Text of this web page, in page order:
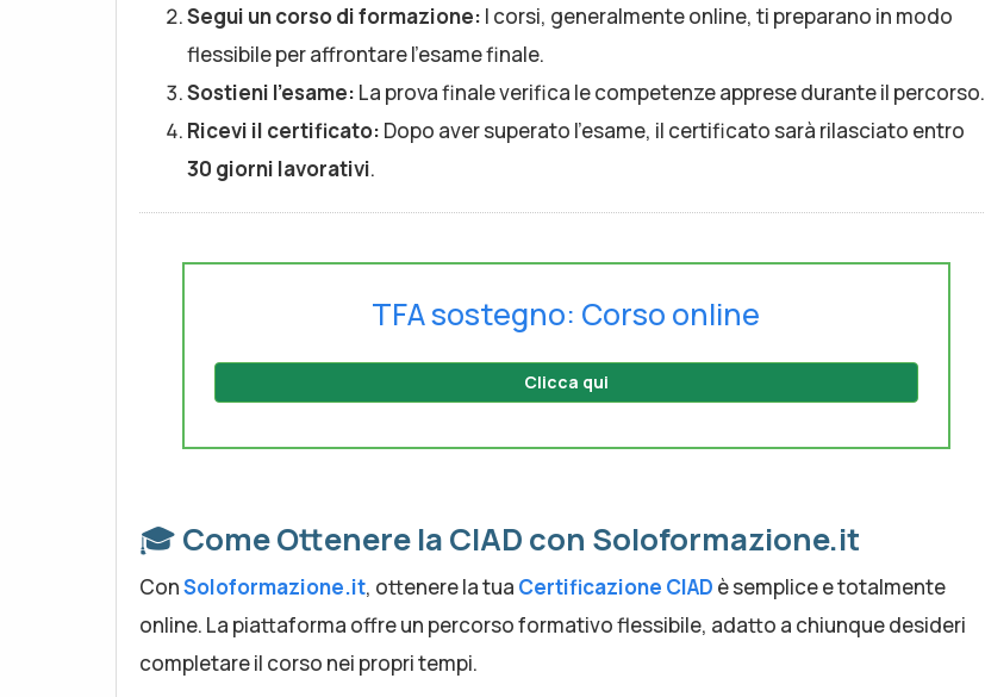
Segui un corso di formazione: I corsi, generalmente online, ti preparano in modo
flessibile per affrontare l’esame finale.
Sostieni l’esame: La prova finale verifica le competenze apprese durante il percorso.
Ricevi il certificato: Dopo aver superato l’esame, il certificato sarà rilasciato entro
30 giorni lavorativi.
TFA sostegno: Corso online
Clicca qui
🎓 Come Ottenere la CIAD con Soloformazione.it
ConSoloformazione.it, ottenere la tua Certificazione CIAD è semplice e totalmente
online. La piattaforma offre un percorso formativo flessibile, adatto a chiunque desideri
completare il corso nei propri tempi.